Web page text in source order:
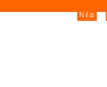
Νέα